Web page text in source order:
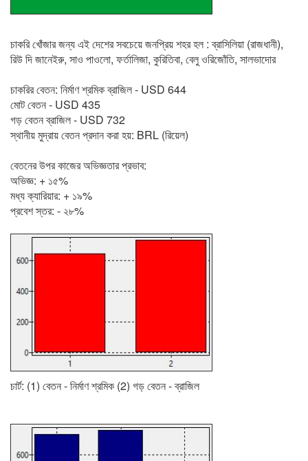
চাকরি খোঁজার জন্য এই দেশের সবচেয়ে জনপ্রিয় শহর হল : ব্রাসিলিয়া (রাজধানী),
রিউ দি জানেইরু, সাও পাওলো, ফর্তালিজা, কুরিতিবা, বেলু ওরিজোঁতি, সালভাদোর
চাকরির বেতন: নির্মাণ শ্রমিক ব্রাজিল - USD 644
মোট বেতন - USD 435
গড় বেতন ব্রাজিল - USD 732
স্থানীয় মুদ্রায় বেতন প্রদান করা হয়: BRL (রিয়েল)
বেতনের উপর কাজের অভিজ্ঞতার প্রভাব:
অভিজ্ঞ: + ১৫%
মধ্য ক্যারিয়ার: + ১৯%
প্রবেশ স্তর: - ২৮%
চার্ট: (1) বেতন - নির্মাণ শ্রমিক (2) গড় বেতন - ব্রাজিল